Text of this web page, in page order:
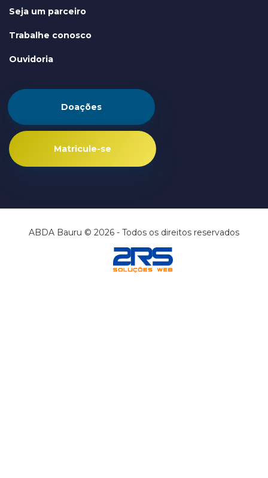
Seja um parceiro
Trabalhe conosco
Ouvidoria
Doações
Matricule-se
ABDA Bauru © 2026 - Todos os direitos reservados